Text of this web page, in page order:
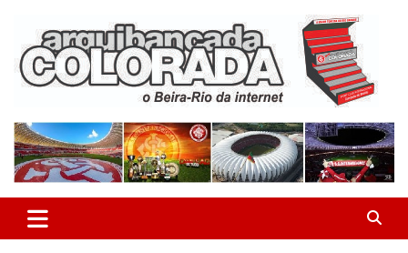
content
Arquibancada Colorada